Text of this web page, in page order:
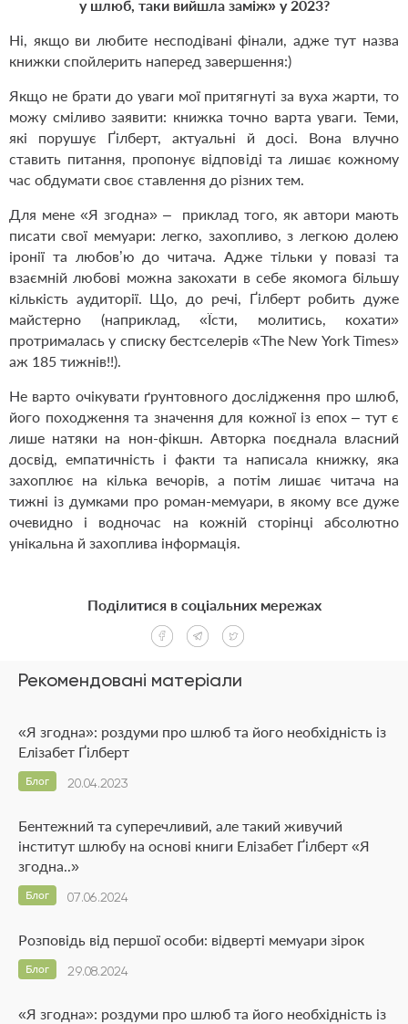
у шлюб, таки вийшла заміж» у 2023?
Ні, якщо ви любите несподівані фінали, адже тут назва
книжки спойлерить наперед завершення:)
Якщо не брати до уваги мої притягнуті за вуха жарти, то
можу сміливо заявити: книжка точно варта уваги. Теми,
які порушує Ґілберт, актуальні й досі. Вона влучно
ставить питання, пропонує відповіді та лишає кожному
час обдумати своє ставлення до різних тем.
Для мене «Я згодна» – приклад того, як автори мають
писати свої мемуари: легко, захопливо, з легкою долею
іронії та любов’ю до читача. Адже тільки у повазі та
взаємній любові можна закохати в себе якомога більшу
кількість аудиторії. Що, до речі, Ґілберт робить дуже
майстерно (наприклад, «Їсти, молитись, кохати»
протрималась у списку бестселерів«The New York Times»
аж 185 тижнів!!).
Не варто очікувати ґрунтовного дослідження про шлюб,
його походження та значення для кожної із епох – тут є
лише натяки на нон-фікшн. Авторка поєднала власний
досвід, емпатичність і факти та написала книжку, яка
захоплює на кілька вечорів, а потім лишає читача на
тижні із думками про роман-мемуари, в якому все дуже
очевидно і водночас на кожній сторінці абсолютно
унікальна й захоплива інформація.
Рекомендовані матеріали
«Я згодна»: роздуми про шлюб та його необхідність із
Елізабет Ґілберт
20.04.2023
Блог
Бентежний та суперечливий, але такий живучий
інститут шлюбу на основі книги Елізабет Ґілберт «Я
згодна..»
07.06.2024
Блог
Розповідь від першої особи: відверті мемуари зірок
29.08.2024
Блог
«Я згодна»: роздуми про шлюб та його необхідність із
Поділитися в соціальних мережах